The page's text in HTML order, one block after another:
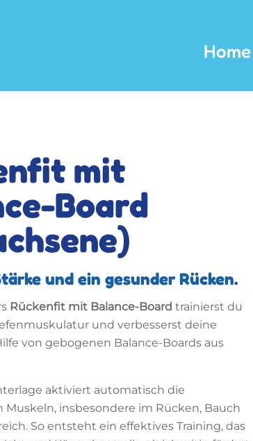
Home
mit
Board
und ein gesunder Rücken.
Rückenfit mit Balance-Board trainierst du
und verbesserst deine
von gebogenen Balance-Boards aus
aktiviert automatisch die
Muskeln, insbesondere im Rücken, Bauch
So entsteht ein effektives Training, das